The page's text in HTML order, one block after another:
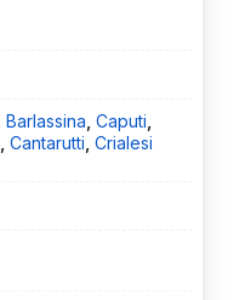
Barlassina Caputi
Cantarutti Crialesi